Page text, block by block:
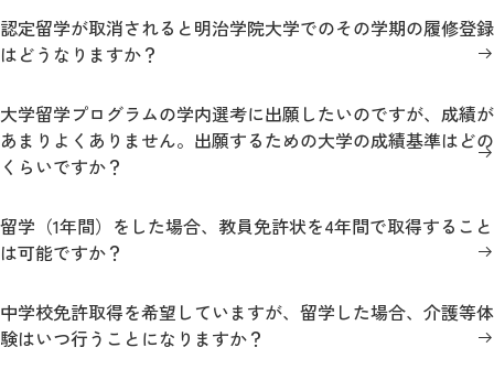
認定留学が取消されると明治学院大学でのその学期の履修登録
はどうなりますか？
大学留学プログラムの学内選考に出願したいのですが、成績が
あまりよくありません。出願するための大学の成績基準はどの
くらいですか？
留学（1年間）をした場合、教員免許状を4年間で取得すること
は可能ですか？
中学校免許取得を希望していますが、留学した場合、介護等体
験はいつ行うことになりますか？